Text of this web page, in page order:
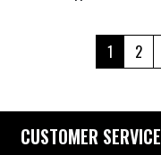
1 2
CUSTOMER SERVICE